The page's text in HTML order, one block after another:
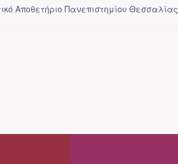
Αποθετήριο Πανεπιστημίου Θεσσαλίας